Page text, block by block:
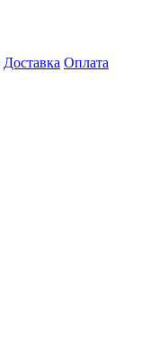
Доставка Оплата